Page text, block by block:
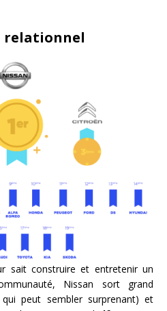
relationnel
sait construire et entretenir un
Nissan sort grand
peut sembler surprenant) et